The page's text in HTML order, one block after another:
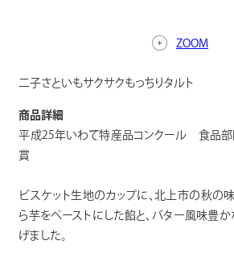
ZOOM
二子さといもサクサクもっちりタルト
商品詳細
平成25年いわて特産品コンクール 食品部
賞
ビスケット生地のカップに、北上市の秋の
ら芋をペーストにした餡と、バター風味豊
げました。